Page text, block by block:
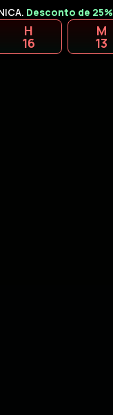
Desconto de 25%
H
16
M
13